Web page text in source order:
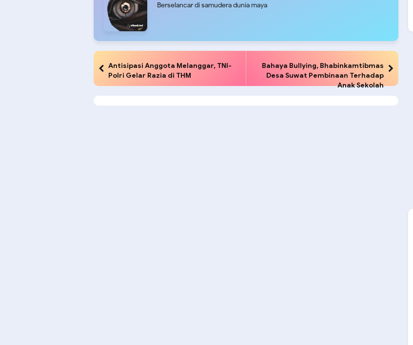
Berselancar di samudera dunia maya
Antisipasi Anggota Melanggar, TNI-
Polri Gelar Razia di THM
Bahaya Bullying, Bhabinkamtibmas
Desa Suwat Pembinaan Terhadap
Anak Sekolah